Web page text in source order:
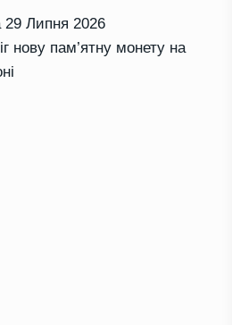
29 Липня 2026
нову пам’ятну монету на